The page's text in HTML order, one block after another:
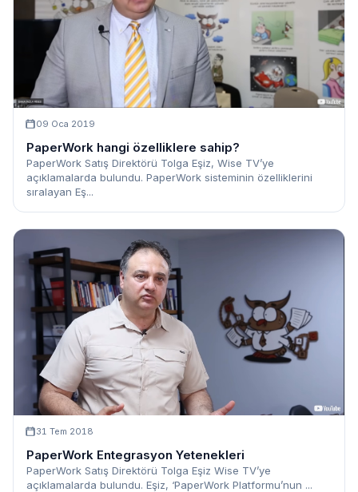
09 Oca 2019
PaperWork hangi özelliklere sahip?
PaperWork Satış Direktörü Tolga Eşiz, Wise TV’ye
açıklamalarda bulundu. PaperWork sisteminin özelliklerini
sıralayan Eş...
31 Tem 2018
PaperWork Entegrasyon Yetenekleri
PaperWork Satış Direktörü Tolga Eşiz Wise TV’ye
açıklamalarda bulundu. Eşiz, ‘PaperWork Platformu’nun ...